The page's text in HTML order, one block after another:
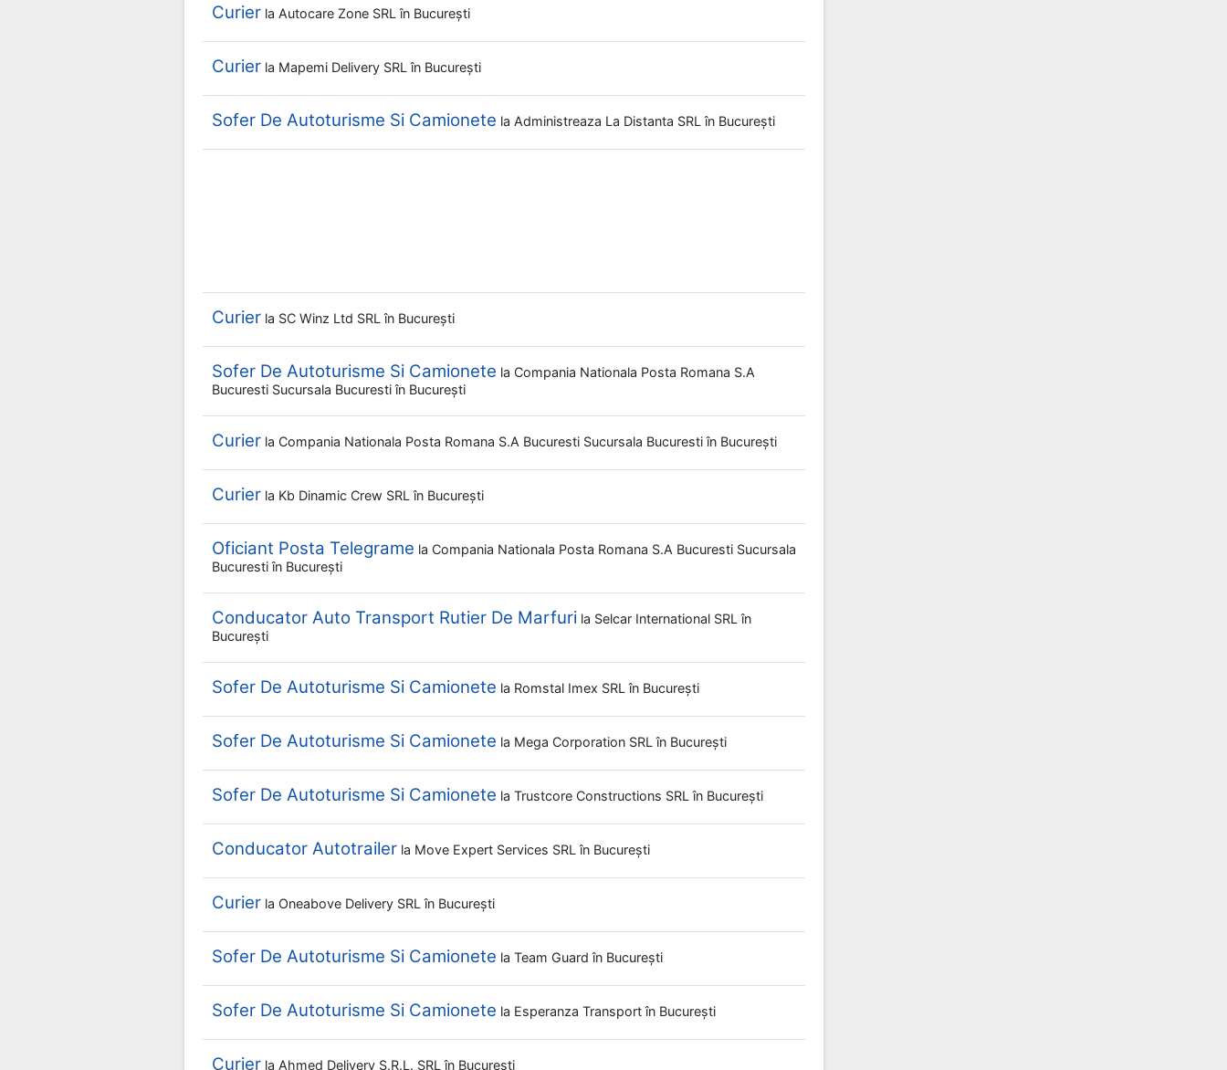
Curier la Autocare Zone SRL în București
Curier la Mapemi Delivery SRL în București
Sofer De Autoturisme Si Camionete la Administreaza La Distanta SRL în București
Curier la SC Winz Ltd SRL în București
Sofer De Autoturisme Si Camionete la Compania Nationala Posta Romana S.a
Bucuresti Sucursala Bucuresti în București
Curier la Compania Nationala Posta Romana S.a Bucuresti Sucursala Bucuresti în București
Curier la Kb Dinamic Crew SRL în București
Oficiant Posta Telegrame la Compania Nationala Posta Romana S.a Bucuresti Sucursala
Bucuresti în București
Conducator Auto Transport Rutier De Marfuri la Selcar International SRL în
București
Sofer De Autoturisme Si Camionete la Romstal Imex SRL în București
Sofer De Autoturisme Si Camionete la Mega Corporation SRL în București
Sofer De Autoturisme Si Camionete la Trustcore Constructions SRL în București
Conducator Autotrailer la Move Expert Services SRL în București
Curier la Oneabove Delivery SRL în București
Sofer De Autoturisme Si Camionete la Team Guard în București
Sofer De Autoturisme Si Camionete la Esperanza Transport în București
Curier la Ahmed Delivery S.r.l. SRL în București